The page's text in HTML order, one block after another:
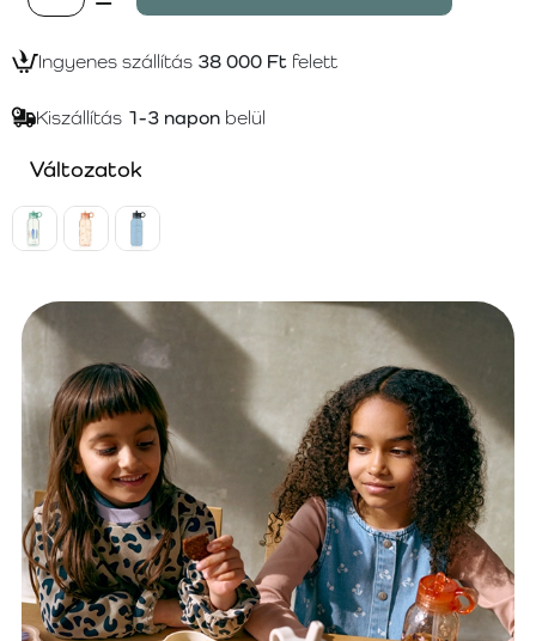
Ingyenes szállítás 38 000 Ft felett
Kiszállítás 1-3 napon belül
Változatok